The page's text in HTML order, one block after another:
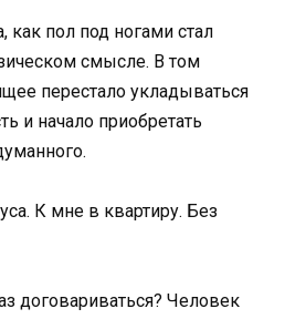
как пол под ногами стал
смысле. В том
перестало укладываться
и начало приобретать
К мне в квартиру. Без
договариваться? Человек